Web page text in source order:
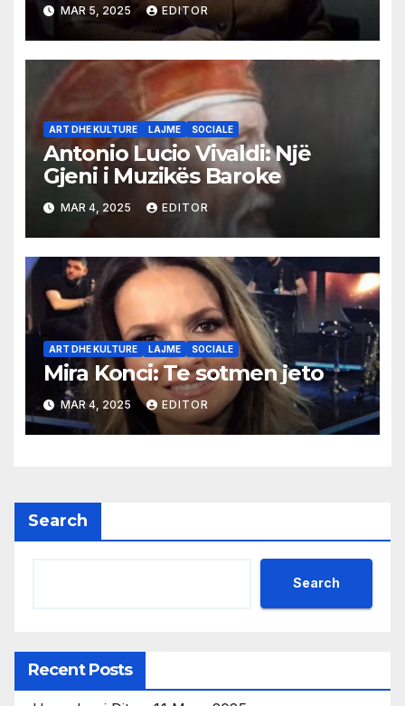
MAR 5, 2025 EDITOR
ART DHE KULTURE LAJME SOCIALE
Antonio Lucio Vivaldi: Një
Gjeni i Muzikës Baroke
MAR 4, 2025 EDITOR
ART DHE KULTURE LAJME SOCIALE
Mira Konci: Te sotmen jeto
MAR 4, 2025 EDITOR
Search
Search
Recent Posts